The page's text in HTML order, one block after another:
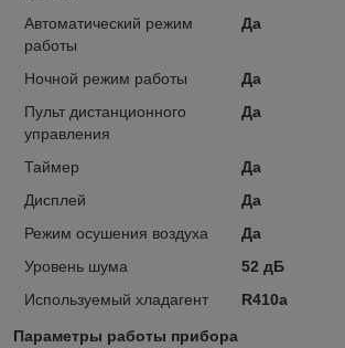
Автоматический режим
работы
Да
Ночной режим работы
Да
Пульт дистанционного
управления
Да
Таймер
Да
Дисплей
Да
Режим осушения воздуха
Да
Уровень шума
52 дБ
Используемый хладагент
R410a
Параметры работы прибора